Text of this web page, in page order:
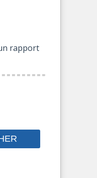
rapport